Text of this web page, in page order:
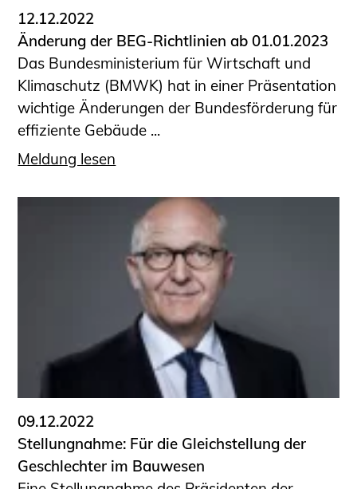
Zusatzqualifikationen
Geschützter Bereich
Informationen für Auftraggeber und
Verbraucher
Ingenieursuche (Mitglieder der IK-Bau
NRW)
Fachlisten
Informationen für Schülerinnen,
Schüler und Studierende
Projekte für Schülerinnen und Schüler
START.ING. Das Studierenden Praxis-
Wissenswertes für Studierende
Wettbewerbe für Studierende
BLING.BLING.
Presse
Kontakt und Anfahrt
Impressum
12.12.2022
Änderung der BEG-Richtlinien ab 01.01.2023
Das Bundesministerium für Wirtschaft und
Klimaschutz (BMWK) hat in einer Präsentation
wichtige Änderungen der Bundesförderung für
effiziente Gebäude ...
Meldung lesen
09.12.2022
Stellungnahme: Für die Gleichstellung der
Geschlechter im Bauwesen